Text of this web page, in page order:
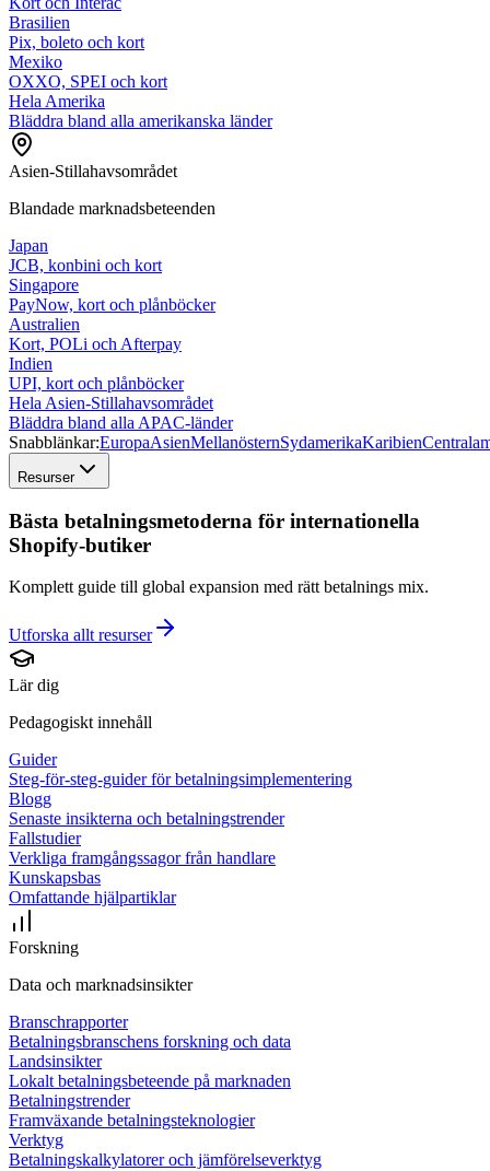
Brasilien
Pix, boleto och kort
Mexiko
OXXO, SPEI och kort
Hela Amerika
Bläddra bland alla amerikanska länder
Asien-Stillahavsområdet
Blandade marknadsbeteenden
Japan
JCB, konbini och kort
Singapore
PayNow, kort och plånböcker
Australien
Kort, POLi och Afterpay
Indien
UPI, kort och plånböcker
Hela Asien-Stillahavsområdet
Bläddra bland alla APAC-länder
Snabblänkar:EuropaAsienMellanösternSydamerikaKaribien
Resurser
Bästa betalningsmetoderna för internationella
Shopify-butiker
Komplett guide till global expansion med rätt betalnings mix.
Utforska allt resurser
Lär dig
Pedagogiskt innehåll
Guider
Steg-för-steg-guider för betalningsimplementering
Blogg
Senaste insikterna och betalningstrender
Fallstudier
Verkliga framgångssagor från handlare
Kunskapsbas
Omfattande hjälpartiklar
Forskning
Data och marknadsinsikter
Branschrapporter
Betalningsbranschens forskning och data
Landsinsikter
Lokalt betalningsbeteende på marknaden
Betalningstrender
Framväxande betalningsteknologier
Verktyg
Betalningskalkylatorer och jämförelseverktyg